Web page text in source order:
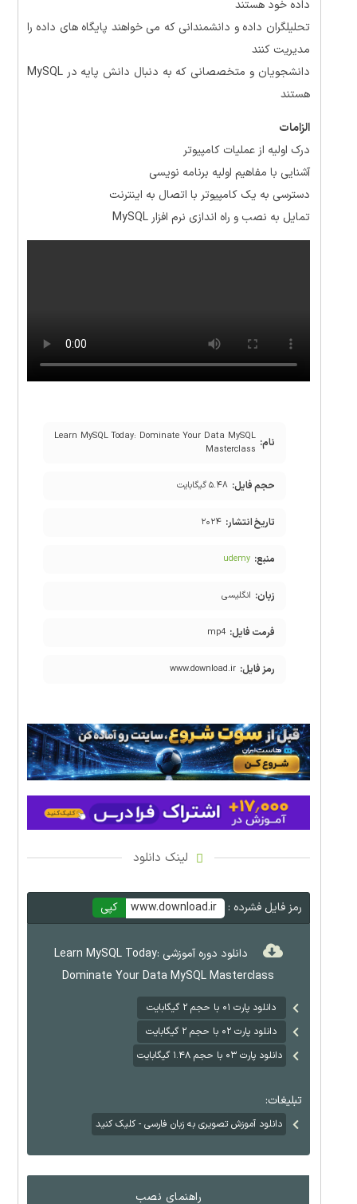
داده خود هستند
تحلیلگران داده و دانشمندانی که می خواهند پایگاه های داده را
مدیریت کنند
دانشجویان و متخصصانی که به دنبال دانش پایه در MySQL
هستند
الزامات
درک اولیه از عملیات کامپیوتر
آشنایی با مفاهیم اولیه برنامه نویسی
دسترسی به یک کامپیوتر با اتصال به اینترنت
تمایل به نصب و راه اندازی نرم افزار MySQL
نام: Learn MySQL Today: Dominate Your Data MySQL
Masterclass
حجم فایل: ۵.۴۸ گیگابایت
تاریخ انتشار: ۲۰۲۴
منبع: udemy
زبان: انگلیسی
فرمت فایل: mp4
رمز فایل: www.download.ir
لینک دانلود
رمز فایل فشرده : www.download.ir کپی
دانلود دوره آموزشی Learn MySQL Today:
Dominate Your Data MySQL Masterclass
دانلود پارت ۰۱ با حجم ۲ گیگابایت
دانلود پارت ۰۲ با حجم ۲ گیگابایت
دانلود پارت ۰۳ با حجم ۱.۴۸ گیگابایت
تبلیغات:
دانلود آموزش تصویری به زبان فارسی - کلیک کنید
راهنمای نصب